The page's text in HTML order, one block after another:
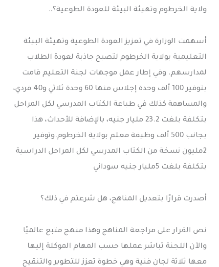
ولاية الخرطوم وتهيئة البيئة للعودة الطوعية؟..
أسهمت الوزارة في تعزيز العودة الطوعية وتهيئة البيئة
التعليمية بولاية الخرطوم لتصبح جاذبة لعودة الطلاب
لمدارسهم. وفي إطار عمل موجهات لجنة التعليم قامت
بتوفير 100 ألف وحدة إجلاس منها 60 وحدة ثلاثي و40 فردي،
والمساهمة كذلك في طباعة الكتاب المدرسي لكل المراحل
بتكلفة بلغت 23.2 مليار جنيه، بالإضافة للأحداث، هذا
بجانب 500 ألف وظيفة معلم بولاية الخرطوم.وتوفير
2مليون نسخة من الكتاب المدرسي لكل المراحل الدراسية
بتكلفة بلغت 5مليار جنيه سوداني
أصدرت قرارًا بتعديل المناهج، هل شرعتم في ذلك؟
نص القرار على مراجعة المناهج وهذا منهج متبع عالميًا
والآن اللجنة تباشر عملها حسب المهام الموكلة إليها
معها ثلاثة لجان فنية وهي خطوة تعزز للتطوير والتنقيح